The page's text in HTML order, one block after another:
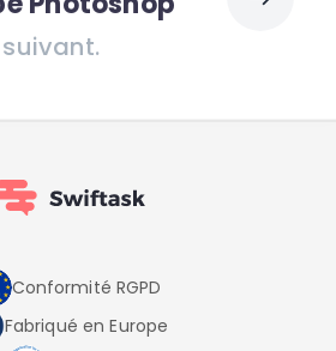
Conformité RGPD
Fabriqué en Europe